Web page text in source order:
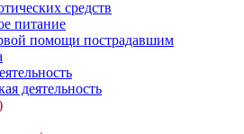
средств
питание
помощи пострадавшим
деятельность